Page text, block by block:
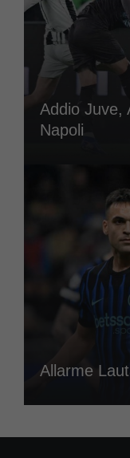
Addio Juve,
Napoli
Allarme